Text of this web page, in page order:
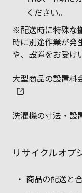
ください。
※配送時に特殊な
時に別途作業が発
や、設置をお受け
大型商品の設置料
洗濯機の寸法・設
リサイクルオプ
商品の配送と